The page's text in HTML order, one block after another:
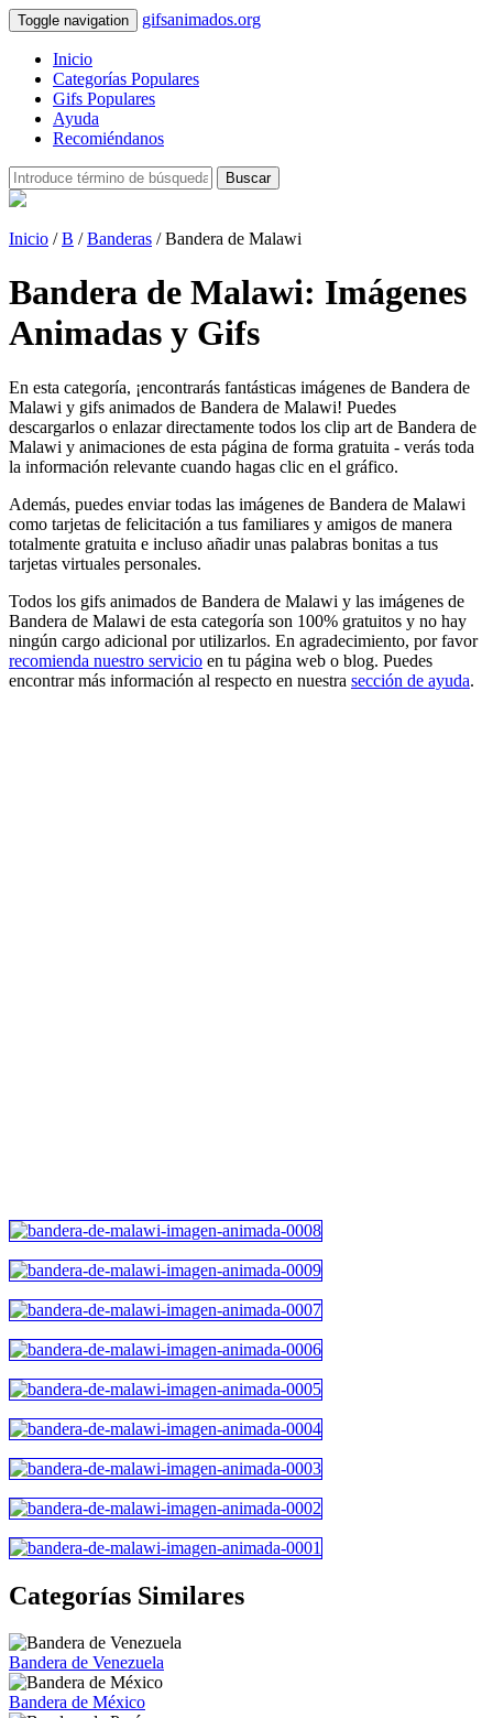
Toggle navigation gifsanimados.org
Inicio
Categorías Populares
Gifs Populares
Ayuda
Recomiéndanos
Buscar
Inicio /B /Banderas / Bandera de Malawi
Bandera de Malawi: Imágenes
Animadas y Gifs
En esta categoría, ¡encontrarás fantásticas imágenes de Bandera de
Malawi y gifs animados de Bandera de Malawi! Puedes
descargarlos o enlazar directamente todos los clip art de Bandera de
Malawi y animaciones de esta página de forma gratuita - verás toda
la información relevante cuando hagas clic en el gráfico.
Además, puedes enviar todas las imágenes de Bandera de Malawi
como tarjetas de felicitación a tus familiares y amigos de manera
totalmente gratuita e incluso añadir unas palabras bonitas a tus
tarjetas virtuales personales.
Todos los gifs animados de Bandera de Malawi y las imágenes de
Bandera de Malawi de esta categoría son 100% gratuitos y no hay
ningún cargo adicional por utilizarlos. En agradecimiento, por favor
recomienda nuestro servicio en tu página web o blog. Puedes
encontrar más información al respecto en nuestra sección de ayuda.
Categorías Similares
Bandera de Venezuela
Bandera de México